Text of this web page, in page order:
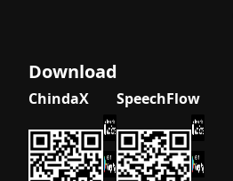
Download
ChindaX SpeechFlow